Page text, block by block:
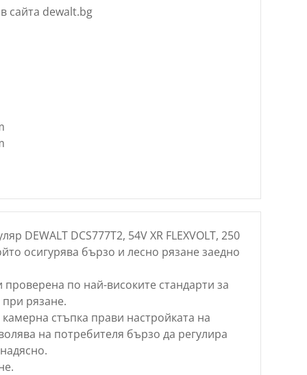
сайта dewalt.bg
DEWALT DCS777T2, 54V XR FLEXVOLT, 250
осигурява бързо и лесно рязане заедно
по най-високите стандарти за
при рязане.
стъпка прави настройката на
на потребителя бързо да регулира